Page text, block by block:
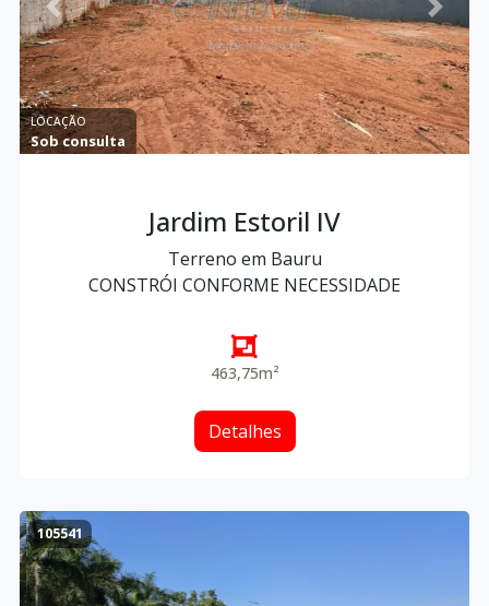
Previous Next
LOCAÇÃO
Sob consulta
Jardim Estoril IV
Terreno em Bauru
CONSTRÓI CONFORME NECESSIDADE
463,75m²
Detalhes
105541